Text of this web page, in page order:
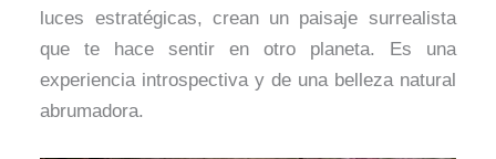
luces estratégicas, crean un paisaje surrealista
que te hace sentir en otro planeta. Es una
experiencia introspectiva y de una belleza natural
abrumadora.